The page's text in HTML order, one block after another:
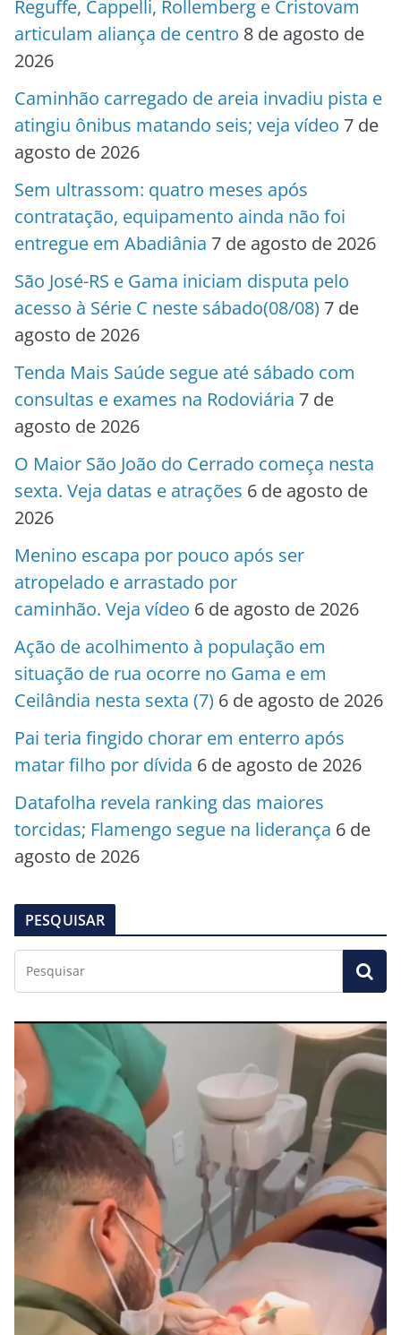
Reguffe, Cappelli, Rollemberg e Cristovam
articulam aliança de centro 8 de agosto de
2026
Caminhão carregado de areia invadiu pista e
atingiu ônibus matando seis; veja vídeo 7 de
agosto de 2026
Sem ultrassom: quatro meses após
contratação, equipamento ainda não foi
entregue em Abadiânia 7 de agosto de 2026
São José-RS e Gama iniciam disputa pelo
acesso à Série C neste sábado(08/08) 7 de
agosto de 2026
Tenda Mais Saúde segue até sábado com
consultas e exames na Rodoviária 7 de
agosto de 2026
O Maior São João do Cerrado começa nesta
sexta. Veja datas e atrações 6 de agosto de
2026
Menino escapa por pouco após ser
atropelado e arrastado por
caminhão. Veja vídeo 6 de agosto de 2026
Ação de acolhimento à população em
situação de rua ocorre no Gama e em
Ceilândia nesta sexta (7) 6 de agosto de 2026
Pai teria fingido chorar em enterro após
matar filho por dívida 6 de agosto de 2026
Datafolha revela ranking das maiores
torcidas; Flamengo segue na liderança 6 de
agosto de 2026
PESQUISAR